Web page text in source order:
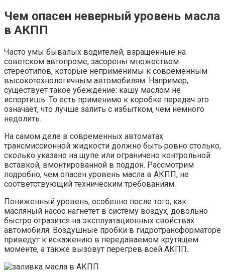
Чем опасен неверный уровень масла
в АКПП
Часто умы бывалых водителей, взращенные на
советском автопроме, засорены множеством
стереотипов, которые неприменимы к современным
высокотехнологичным автомобилям. Например,
существует такое убеждение: кашу маслом не
испортишь. То есть применимо к коробке передач это
означает, что лучше залить с избытком, чем немного
недолить.
На самом деле в современных автоматах
трансмиссионной жидкости должно быть ровно столько,
сколько указано на щупе или ограничено контрольной
вставкой, вмонтированной в поддон. Рассмотрим
подробно, чем опасен уровень масла в АКПП, не
соответствующий техническим требованиям.
Пониженный уровень, особенно после того, как
масляный насос нагнетет в систему воздух, довольно
быстро отразится на эксплуатационных свойствах
автомобиля. Воздушные пробки в гидротрансформаторе
приведут к искажению в передаваемом крутящем
моменте, а также вызовут перегрев всей АКПП.